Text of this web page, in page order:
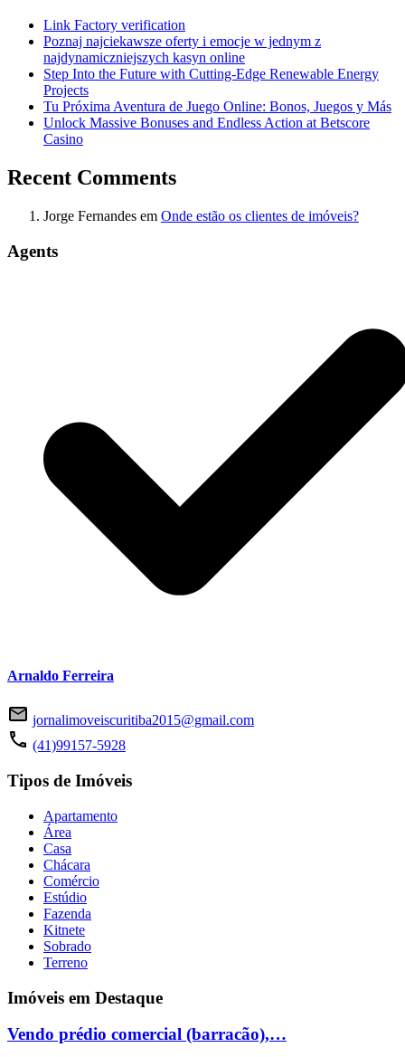
Link Factory verification
Poznaj najciekawsze oferty i emocje w jednym z
najdynamiczniejszych kasyn online
Step Into the Future with Cutting‑Edge Renewable Energy
Projects
Tu Próxima Aventura de Juego Online: Bonos, Juegos y Más
Unlock Massive Bonuses and Endless Action at Betscore
Casino
Recent Comments
Jorge Fernandes em Onde estão os clientes de imóveis?
Agents
Arnaldo Ferreira
jornalimoveiscuritiba2015@gmail.com
(41)99157-5928
Tipos de Imóveis
Apartamento
Área
Casa
Chácara
Comércio
Estúdio
Fazenda
Kitnete
Sobrado
Terreno
Imóveis em Destaque
Vendo prédio comercial (barracão),…